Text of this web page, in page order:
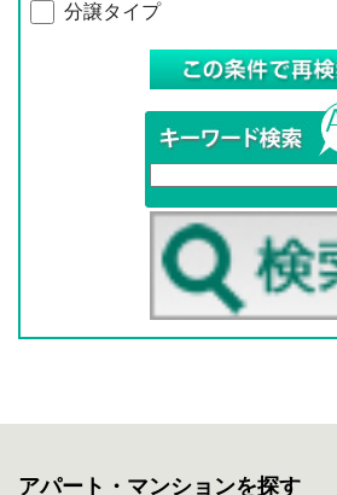
分譲タイプ
アパート・マンションを探す